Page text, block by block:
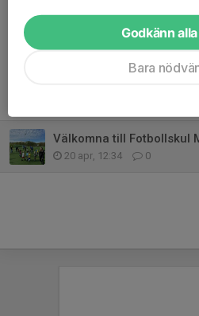
Dela nyhet
Välkomna till Fotbollskul
20 apr, 12:34 0
Godkänn
Bara